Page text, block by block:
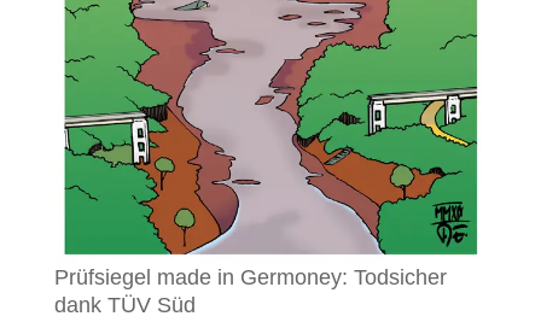
Prüfsiegel made in Germoney: Todsicher
dank TÜV Süd